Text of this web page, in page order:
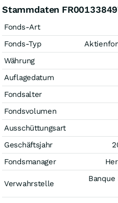
Stammdaten
Fonds-Art
Fonds-Typ
Währung
Auflagedatum
Fondsalter
Fondsvolumen
Ausschüttungsart
Geschäftsjahr
Fondsmanager
Verwahrstelle